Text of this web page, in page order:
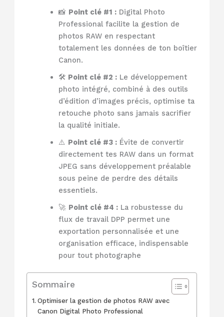
📸 Point clé #1 :Digital Photo
Professional facilite la gestion de
photos RAW en respectant
totalement les données de ton boîtier
Canon.
🛠️ Point clé #2 :Le développement
photo intégré, combiné à des outils
d’édition d’images précis, optimise ta
retouche photo sans jamais sacrifier
la qualité initiale.
⚠️ Point clé #3 :Évite de convertir
directement tes RAW dans un format
JPEG sans développement préalable
sous peine de perdre des détails
essentiels.
🚀 Point clé #4 :La robustesse du
flux de travail DPP permet une
exportation personnalisée et une
organisation efficace, indispensable
pour tout photographe
Sommaire
Optimiser la gestion de photos RAW avec
Canon Digital Photo Professional